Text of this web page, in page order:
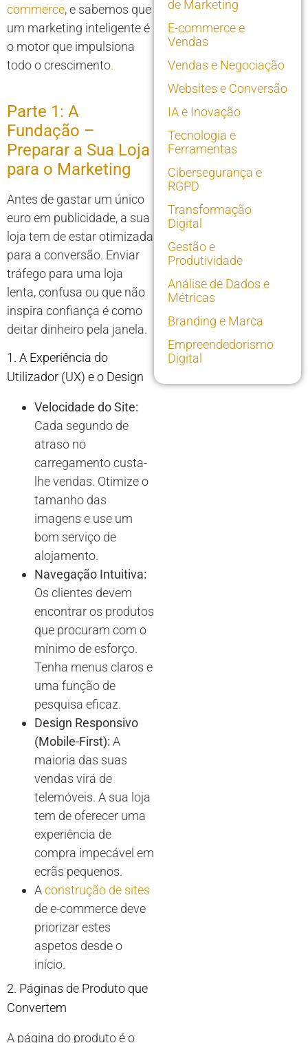
commerce, e sabemos que
um marketing inteligente é
o motor que impulsiona
todo o crescimento.
Parte 1: A
Fundação –
Preparar a Sua Loja
para o Marketing
Antes de gastar um único
euro em publicidade, a sua
loja tem de estar otimizada
para a conversão. Enviar
tráfego para uma loja
lenta, confusa ou que não
inspira confiança é como
deitar dinheiro pela janela.
1. A Experiência do
Utilizador (UX) e o Design
Velocidade do Site:
Cada segundo de
atraso no
carregamento custa-
lhe vendas. Otimize o
tamanho das
imagens e use um
bom serviço de
alojamento.
Navegação Intuitiva:
Os clientes devem
encontrar os produtos
que procuram com o
mínimo de esforço.
Tenha menus claros e
uma função de
pesquisa eficaz.
Design Responsivo
(Mobile-First): A
maioria das suas
vendas virá de
telemóveis. A sua loja
tem de oferecer uma
experiência de
compra impecável em
ecrãs pequenos.
Aconstrução de sites
de e-commerce deve
priorizar estes
aspetos desde o
início.
2. Páginas de Produto que
Convertem
A página do produto é o
de Marketing
E-commerce e
Vendas
Vendas e Negociação
Websites e Conversão
IA e Inovação
Tecnologia e
Ferramentas
Cibersegurança e
RGPD
Transformação
Digital
Gestão e
Produtividade
Análise de Dados e
Métricas
Branding e Marca
Empreendedorismo
Digital